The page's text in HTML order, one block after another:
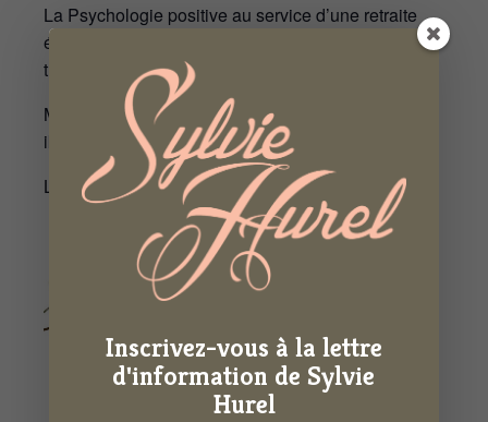
La Psychologie positive au service d’une retraite
épanouie. Les ateliers sont proposés autour de
thématiques différentes à chaque séance.
Mardi 19 janvier de 10 h à 12 h : je trouve mon
ikigaï (raison d’être)
L’atelier aura lieu en visio via Zoom.
Inscrivez-vous à la lettre
d'information de Sylvie
Hurel